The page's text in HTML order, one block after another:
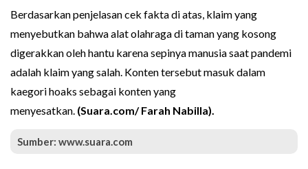
Berdasarkan penjelasan cek fakta di atas, klaim yang
menyebutkan bahwa alat olahraga di taman yang kosong
digerakkan oleh hantu karena sepinya manusia saat pandemi
adalah klaim yang salah. Konten tersebut masuk dalam
kaegori hoaks sebagai konten yang
menyesatkan. (Suara.com/ Farah Nabilla).
Sumber: www.suara.com